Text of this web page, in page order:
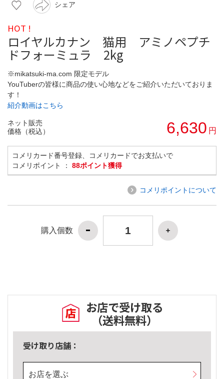
シェア
HOT !
ロイヤルカナン 猫用 アミノペプチ
ドフォーミュラ 2kg
※mikatsuki-ma.com 限定モデル
YouTuberの皆様に商品の使い心地などをご紹介いただいておりま
す！
紹介動画はこちら
ネット販売
価格（税込）
6,630 円
コメリカード番号登録、コメリカードでお支払いで
コメリポイント ： 88ポイント獲得
コメリポイントについて
購入個数
お店で受け取る
（送料無料）
受け取り店舗：
お店を選ぶ